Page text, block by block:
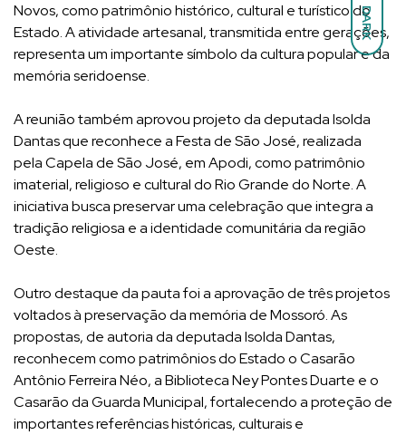
DARK
Novos, como patrimônio histórico, cultural e turístico do
Estado. A atividade artesanal, transmitida entre gerações,
representa um importante símbolo da cultura popular e da
memória seridoense.
A reunião também aprovou projeto da deputada Isolda
Dantas que reconhece a Festa de São José, realizada
pela Capela de São José, em Apodi, como patrimônio
imaterial, religioso e cultural do Rio Grande do Norte. A
iniciativa busca preservar uma celebração que integra a
tradição religiosa e a identidade comunitária da região
Oeste.
Outro destaque da pauta foi a aprovação de três projetos
voltados à preservação da memória de Mossoró. As
propostas, de autoria da deputada Isolda Dantas,
reconhecem como patrimônios do Estado o Casarão
Antônio Ferreira Néo, a Biblioteca Ney Pontes Duarte e o
Casarão da Guarda Municipal, fortalecendo a proteção de
importantes referências históricas, culturais e